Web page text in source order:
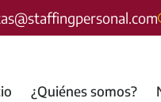
¿Quiénes somos?